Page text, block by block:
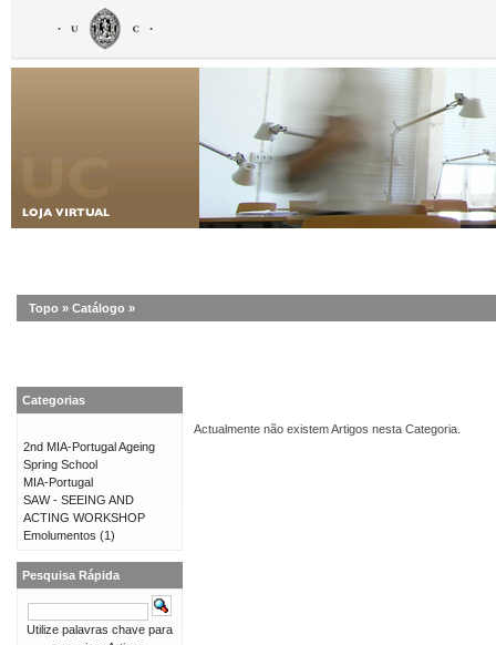
Topo » Catálogo »
Actualmente não existem Artigos nesta Categoria.
Categorias
2nd MIA-Portugal Ageing
Spring School
MIA-Portugal
SAW - SEEING AND
ACTING WORKSHOP
Emolumentos (1)
Pesquisa Rápida
Utilize palavras chave para